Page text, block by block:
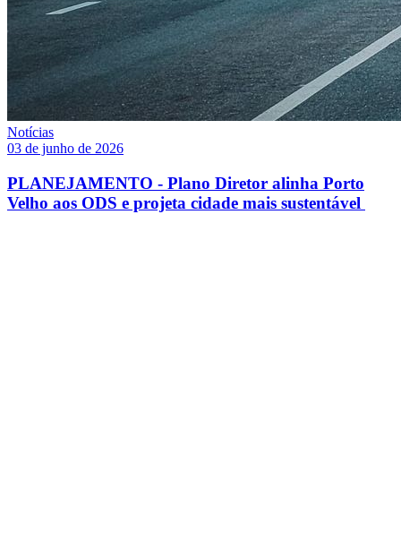
Notícias
03 de junho de 2026
PLANEJAMENTO - Plano Diretor alinha Porto
Velho aos ODS e projeta cidade mais sustentável